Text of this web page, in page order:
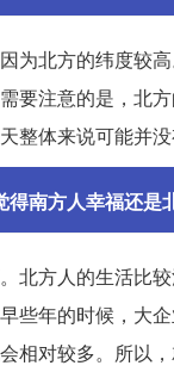
为北方的纬度较
要注意的是，北
整体来说可能并没
得南方人幸福还是
北方人的生活比
些年的时候，大
相对较多。所以